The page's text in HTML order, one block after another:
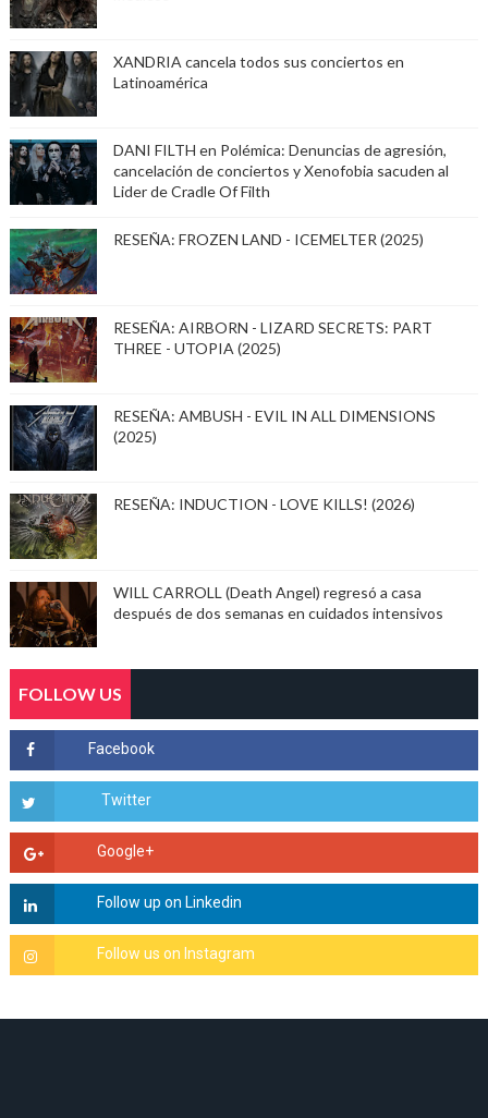
XANDRIA cancela todos sus conciertos en
Latinoamérica
DANI FILTH en Polémica: Denuncias de agresión,
cancelación de conciertos y Xenofobia sacuden al
Lider de Cradle Of Filth
RESEÑA: FROZEN LAND - ICEMELTER (2025)
RESEÑA: AIRBORN - LIZARD SECRETS: PART
THREE - UTOPIA (2025)
RESEÑA: AMBUSH - EVIL IN ALL DIMENSIONS
(2025)
RESEÑA: INDUCTION - LOVE KILLS! (2026)
WILL CARROLL (Death Angel) regresó a casa
después de dos semanas en cuidados intensivos
FOLLOW US